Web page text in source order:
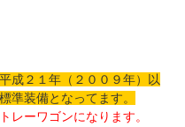
成２１年（２００９年）以
準装備となってます。
レーワゴンになります。